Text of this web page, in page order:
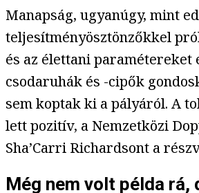
Manapság, ugyanúgy, mint
teljesítményösztönzőkkel
és az élettani paramétereket
csodaruhák és -cipők
sem koptak ki a pályáról. A
lett pozitív, a Nemzetközi
Sha’Carri Richardsont a
Még nem volt példa